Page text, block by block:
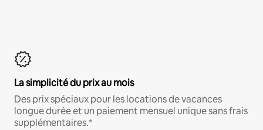
La simplicité du prix au mois
Des prix spéciaux pour les locations de vacances
longue durée et un paiement mensuel unique sans frais
supplémentaires.*